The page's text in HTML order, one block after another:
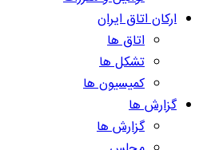
ارکان اتاق ایران
اتاق ها
تشکل ها
کمیسیون ها
گزارش ها
گزارش ها